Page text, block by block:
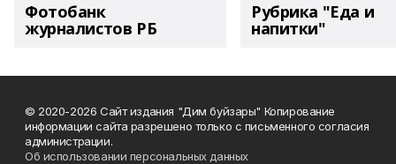
Фотобанк
журналистов РБ
Рубрика "Еда и
напитки"
© 2020-2026 Сайт издания "Дим буйзары" Копирование
информации сайта разрешено только с письменного согласия
администрации.
Об использовании персональных данных